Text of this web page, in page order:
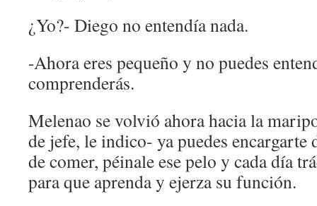
¿Yo?- Diego no entendía nada.
-Ahora eres pequeño y no puedes
comprenderás.
Melenao se volvió ahora hacia la
de jefe, le indico- ya puedes encargarte
de comer, péinale ese pelo y cada día
para que aprenda y ejerza su función.